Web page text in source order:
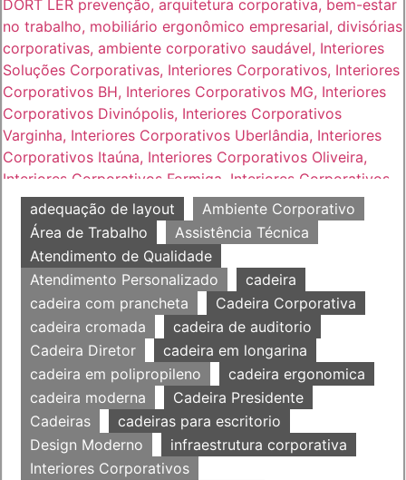
adequação de layout
Ambiente Corporativo
Área de Trabalho
Assistência Técnica
Atendimento de Qualidade
Atendimento Personalizado
cadeira
cadeira com prancheta
Cadeira Corporativa
cadeira cromada
cadeira de auditorio
Cadeira Diretor
cadeira em longarina
cadeira em polipropileno
cadeira ergonomica
cadeira moderna
Cadeira Presidente
Cadeiras
cadeiras para escritorio
Design Moderno
infraestrutura corporativa
Interiores Corporativos